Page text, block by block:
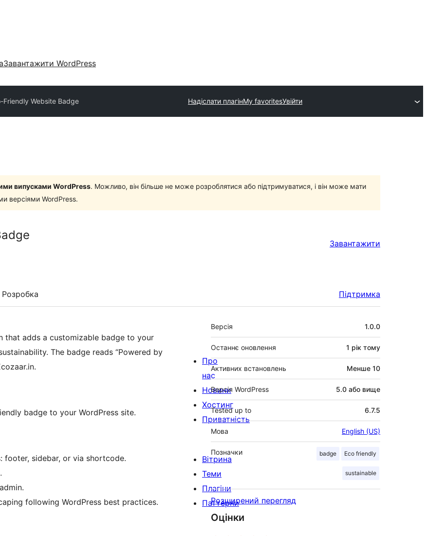
Завантажити WordPress
Friendly Website Badge Надіслати плагінMy favoritesУвійти
випусками WordPress. Можливо, він більше не може розроблятися або підтримуватися, і він може мати
версіями WordPress.
Завантажити
Розробка Підтримка
that adds a customizable badge to your
The badge reads “Powered by
badge to your WordPress site.
footer, sidebar, or via shortcode.
following WordPress best practices.
Мета
Версія 1.0.0
Останнє оновлення 1 рік тому
Активних встановлень Менше 10
Версія WordPress 5.0 або вище
Tested up to 6.7.5
Мова English (US)
Позначки badge Eco friendly
sustainable
Розширений перегляд
Оцінки
Про
нас
Новини
Хостинг
Приватність
Вітрина
Теми
Плагіни
Паттерни